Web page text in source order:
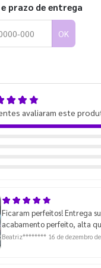
prazo de entrega
OK
avaliaram este
Ficaram perfeitos! Entrega
acabamento perfeito, alta
Beatriz******** 16 de dezembro